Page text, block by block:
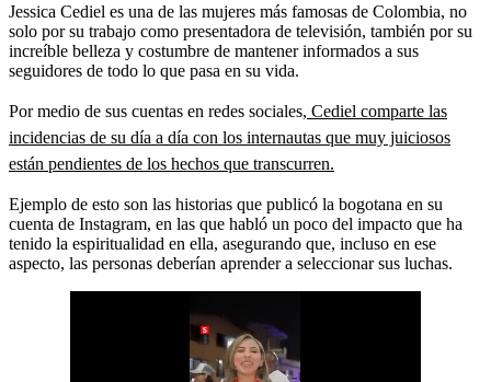
Jessica Cediel es una de las mujeres más famosas de Colombia, no
solo por su trabajo como presentadora de televisión, también por su
increíble belleza y costumbre de mantener informados a sus
seguidores de todo lo que pasa en su vida.
Por medio de sus cuentas en redes sociales, Cediel comparte las
incidencias de su día a día con los internautas que muy juiciosos
están pendientes de los hechos que transcurren.
Ejemplo de esto son las historias que publicó la bogotana en su
cuenta de Instagram, en las que habló un poco del impacto que ha
tenido la espiritualidad en ella, asegurando que, incluso en ese
aspecto, las personas deberían aprender a seleccionar sus luchas.